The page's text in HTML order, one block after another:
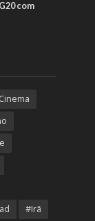
com
#Irã